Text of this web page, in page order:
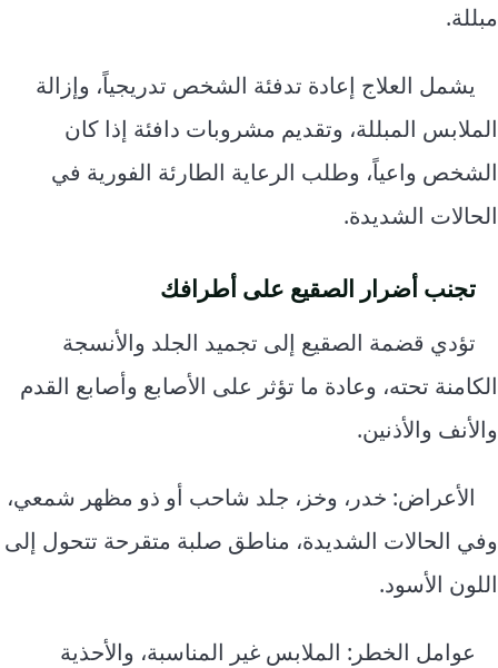
مبللة.
يشمل العلاج إعادة تدفئة الشخص تدريجياً، وإزالة
الملابس المبللة، وتقديم مشروبات دافئة إذا كان
الشخص واعياً، وطلب الرعاية الطارئة الفورية في
الحالات الشديدة.
تجنب أضرار الصقيع على أطرافك
تؤدي قضمة الصقيع إلى تجميد الجلد والأنسجة
الكامنة تحته، وعادة ما تؤثر على الأصابع وأصابع القدم
والأنف والأذنين.
الأعراض: خدر، وخز، جلد شاحب أو ذو مظهر شمعي،
وفي الحالات الشديدة، مناطق صلبة متقرحة تتحول إلى
اللون الأسود.
عوامل الخطر: الملابس غير المناسبة، والأحذية